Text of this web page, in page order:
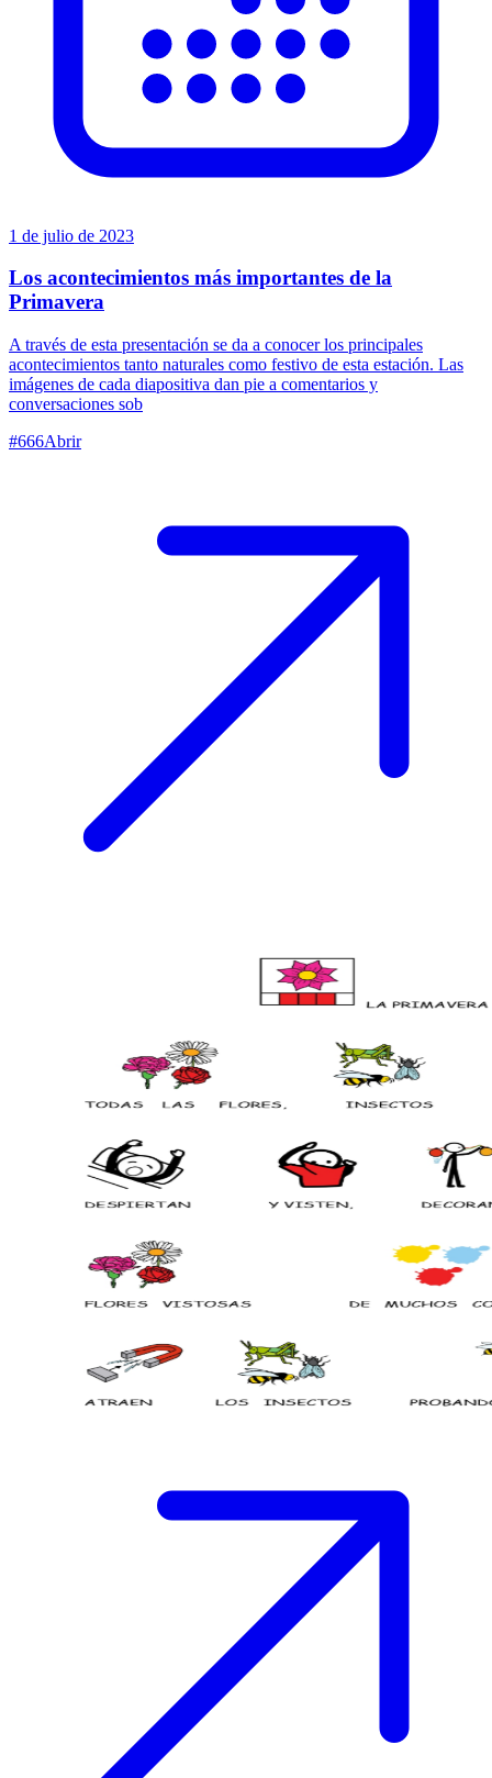
1 de julio de 2023
Los acontecimientos más importantes de la
Primavera
A través de esta presentación se da a conocer los principales
acontecimientos tanto naturales como festivo de esta estación. Las
imágenes de cada diapositiva dan pie a comentarios y
conversaciones sob
#666Abrir